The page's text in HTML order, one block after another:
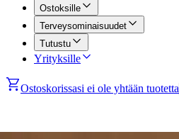
Ostoksille
Terveysominaisuudet
Tutustu
Yrityksille
Ostoskorissasi ei ole yhtään tuotetta